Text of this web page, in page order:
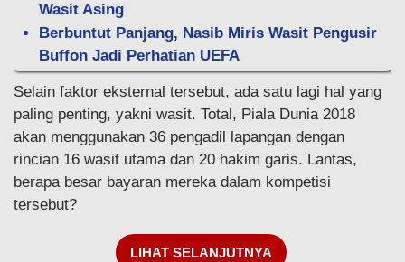
Wasit Asing
Berbuntut Panjang, Nasib Miris Wasit Pengusir
Buffon Jadi Perhatian UEFA
Selain faktor eksternal tersebut, ada satu lagi hal yang
paling penting, yakni wasit. Total, Piala Dunia 2018
akan menggunakan 36 pengadil lapangan dengan
rincian 16 wasit utama dan 20 hakim garis. Lantas,
berapa besar bayaran mereka dalam kompetisi
tersebut?
LIHAT SELANJUTNYA